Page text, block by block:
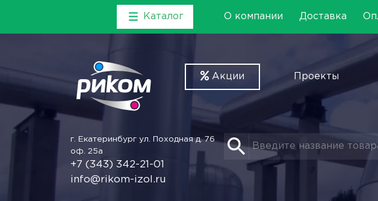
Каталог О компании Доставка
Акции Проекты
г. Екатеринбург ул. Походная д. 76
оф. 25а
+7 (343) 342-21-01
info@rikom-izol.ru